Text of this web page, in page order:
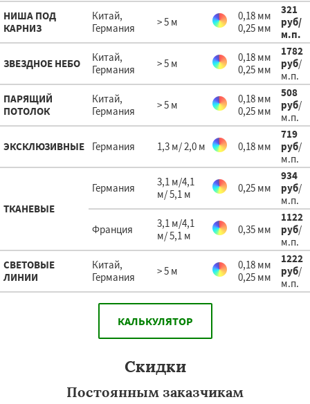
НИША ПОД
КАРНИЗ
Китай,
Германия
> 5 м
0,18 мм
0,25 мм
321
руб/
м.п.
ЗВЕЗДНОЕ НЕБО
Китай,
Германия
> 5 м
0,18 мм
0,25 мм
1782
руб/
м.п.
ПАРЯЩИЙ
ПОТОЛОК
Китай,
Германия
> 5 м
0,18 мм
0,25 мм
508
руб/
м.п.
ЭКСКЛЮЗИВНЫЕ Германия 1,3 м/ 2,0 м 0,18 мм
719
руб/
м.п.
ТКАНЕВЫЕ
Германия
3,1 м/4,1
м/ 5,1 м
0,25 мм
934
руб/
м.п.
Франция
3,1 м/4,1
м/ 5,1 м
0,35 мм
1122
руб/
м.п.
СВЕТОВЫЕ
ЛИНИИ
Китай,
Германия
> 5 м
0,18 мм
0,25 мм
1222
руб/
м.п.
КАЛЬКУЛЯТОР
Скидки
Постоянным заказчикам